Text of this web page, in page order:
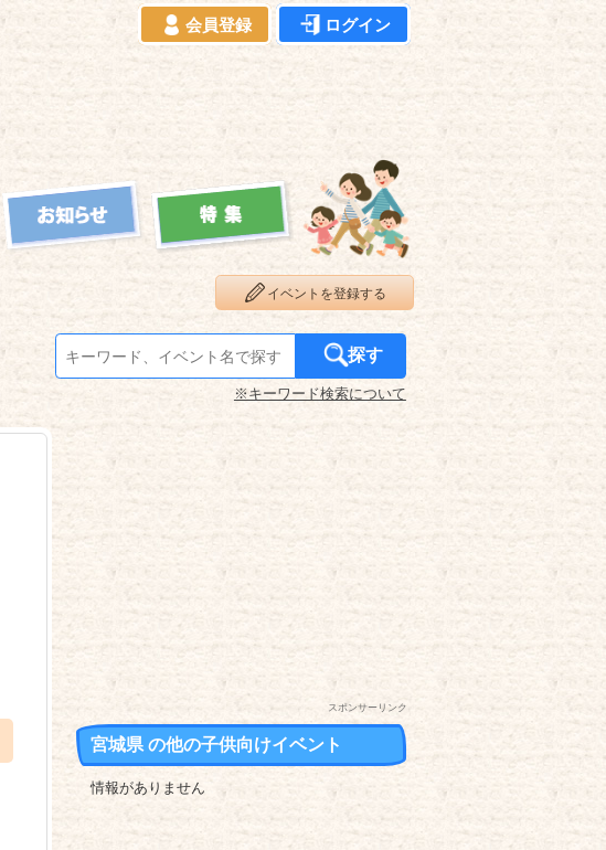
会員登録 ログイン
イベントを登録する
探す
※キーワード検索について
スポンサーリンク
宮城県 の他の子供向けイベント
情報がありません